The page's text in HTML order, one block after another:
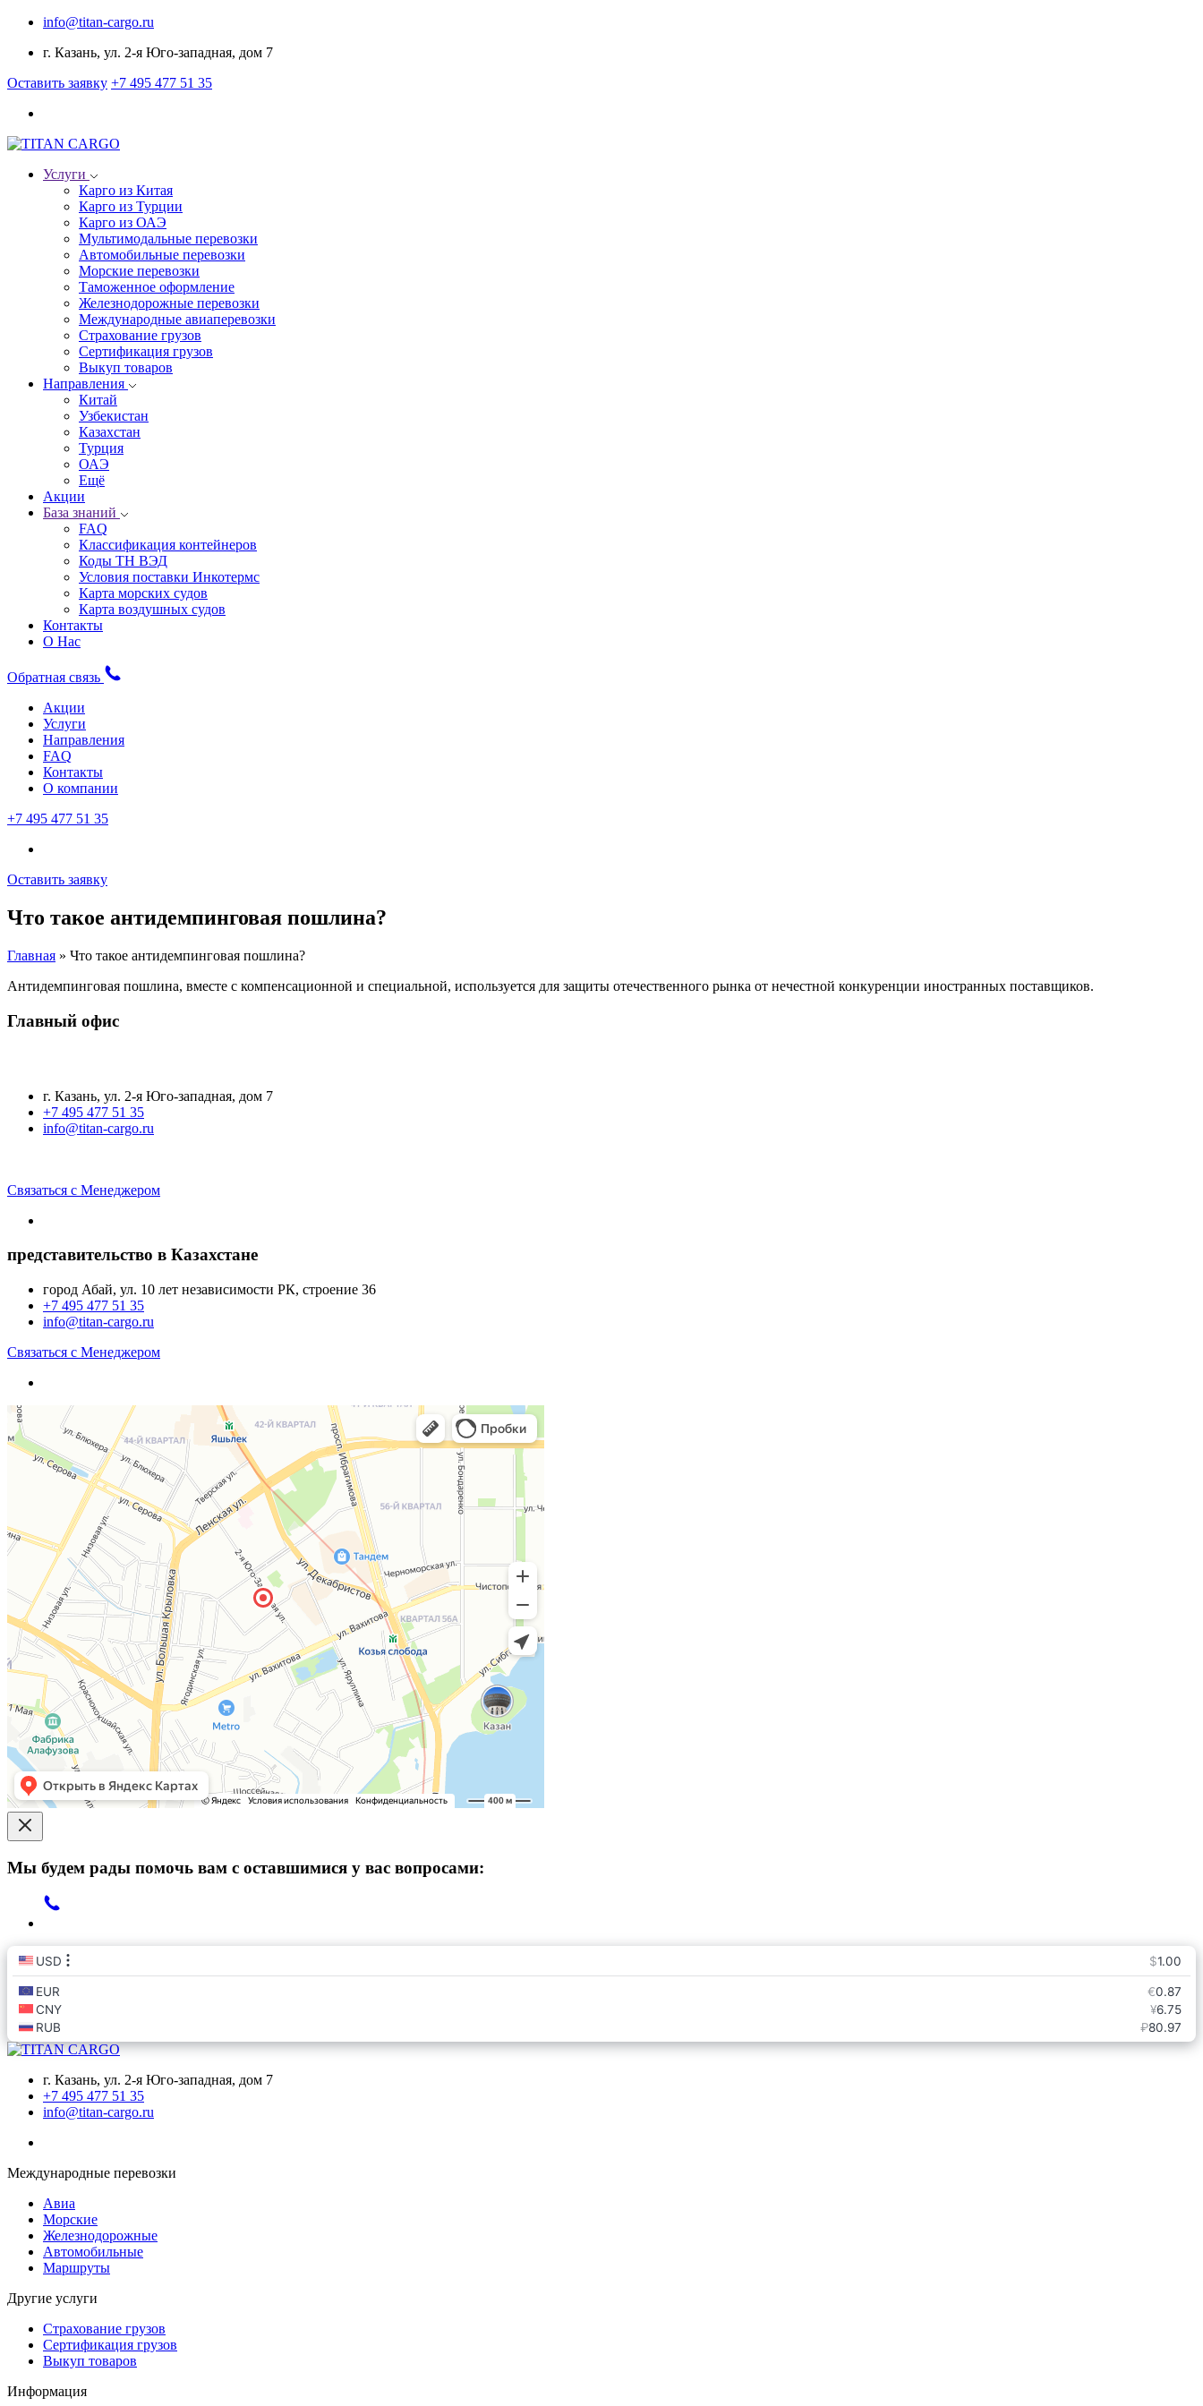
info@titan-cargo.ru
г. Казань, ул. 2-я Юго-западная, дом 7
Оставить заявку +7 495 477 51 35
Услуги
Карго из Китая
Карго из Турции
Карго из ОАЭ
Мультимодальные перевозки
Автомобильные перевозки
Морские перевозки
Таможенное оформление
Железнодорожные перевозки
Международные авиаперевозки
Страхование грузов
Сертификация грузов
Выкуп товаров
Направления
Китай
Узбекистан
Казахстан
Турция
ОАЭ
Ещё
Акции
База знаний
FAQ
Классификация контейнеров
Коды ТН ВЭД
Условия поставки Инкотермс
Карта морских судов
Карта воздушных судов
Контакты
О Нас
Обратная связь
Акции
Услуги
Направления
FAQ
Контакты
О компании
+7 495 477 51 35
Оставить заявку
Что такое антидемпинговая пошлина?
Главная » Что такое антидемпинговая пошлина?
Антидемпинговая пошлина, вместе с компенсационной и специальной, используется для защиты отечественного рынка от нечестной конкуренции иностранных поставщиков.
Главный офис
г. Казань, ул. 2-я Юго-западная, дом 7
+7 495 477 51 35
info@titan-cargo.ru
Связаться с Менеджером
представительство в Казахстане
город Абай, ул. 10 лет независимости РК, строение 36
+7 495 477 51 35
info@titan-cargo.ru
Связаться с Менеджером
Мы будем рады помочь вам с оставшимися у вас вопросами:
г. Казань, ул. 2-я Юго-западная, дом 7
+7 495 477 51 35
info@titan-cargo.ru
Международные перевозки
Авиа
Морские
Железнодорожные
Автомобильные
Маршруты
Другие услуги
Страхование грузов
Сертификация грузов
Выкуп товаров
Информация